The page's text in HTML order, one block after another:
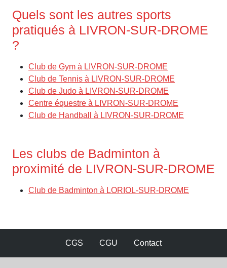
Quels sont les autres sports
pratiqués à LIVRON-SUR-DROME
?
Club de Gym à LIVRON-SUR-DROME
Club de Tennis à LIVRON-SUR-DROME
Club de Judo à LIVRON-SUR-DROME
Centre équestre à LIVRON-SUR-DROME
Club de Handball à LIVRON-SUR-DROME
Les clubs de Badminton à
proximité de LIVRON-SUR-DROME
Club de Badminton à LORIOL-SUR-DROME
CGS CGU Contact